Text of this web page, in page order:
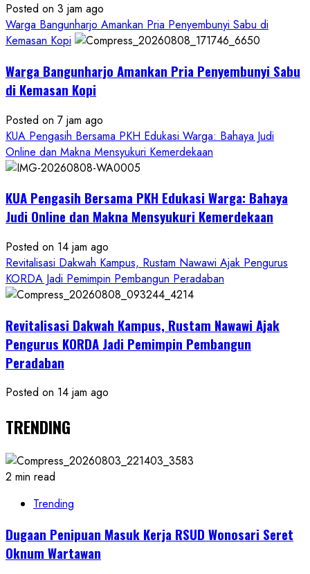
Posted on 3 jam ago
Warga Bangunharjo Amankan Pria Penyembunyi Sabu di
Kemasan Kopi
Warga Bangunharjo Amankan Pria Penyembunyi Sabu
di Kemasan Kopi
Posted on 7 jam ago
KUA Pengasih Bersama PKH Edukasi Warga: Bahaya Judi
Online dan Makna Mensyukuri Kemerdekaan
KUA Pengasih Bersama PKH Edukasi Warga: Bahaya
Judi Online dan Makna Mensyukuri Kemerdekaan
Posted on 14 jam ago
Revitalisasi Dakwah Kampus, Rustam Nawawi Ajak Pengurus
KORDA Jadi Pemimpin Pembangun Peradaban
Revitalisasi Dakwah Kampus, Rustam Nawawi Ajak
Pengurus KORDA Jadi Pemimpin Pembangun
Peradaban
Posted on 14 jam ago
TRENDING
2 min read
Trending
Dugaan Penipuan Masuk Kerja RSUD Wonosari Seret
Oknum Wartawan